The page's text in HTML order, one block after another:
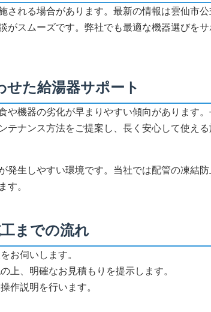
れる場合があります。最新の情報は雲仙市
スムーズです。弊社でも最適な機器選びをサ
せた給湯器サポート
機器の劣化が早まりやすい傾向があります
ナンス方法をご提案し、長く安心して使える
生しやすい環境です。当社では配管の凍結
す。
までの流れ
お伺いします。
上、明確なお見積もりを提示します。
作説明を行います。